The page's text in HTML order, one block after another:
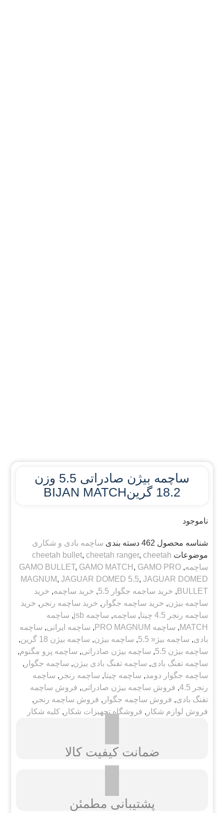
ساچمه بیژن صادراتی 5.5 وزن
18.2 گرینBIJAN MATCH
ناموجود
شناسه محصول 462 دسته بندی ساچمه بادی و شکاری
موضوعات
cheetah bullet, cheetah ranger, cheetah
ساچمه,
GAMO BULLET, GAMO MATCH , GAMO PRO
MAGNUM, JAGUAR DOMED 5.5, JAGUAR DOMED
BULLET
, خرید ساجمه جگوار 5.5 , خرید ساچمه, خرید
ساچمه بیژن, خرید ساچمه جگوار , خرید ساچمه رنجر , خرید
ساچمه رنجر 4.5 چیتا
, ساچمه, ساچمه jsb , ساچمه
MATCH
, ساچمه PRO MAGNUM , ساچمه ایرانی, ساچمه
بادی, ساچمه بیژ« 5.5 , ساچمه بیژن, ساچمه بیژن 18 گرین
,
ساچمه بیژن 5.5
, ساچمه بیژن صادراتی, ساچمه پرو مگنوم,
ساچمه تفنگ بادی, ساچمه تفنگ بادی بیژن, ساچمه جگوار ,
ساچمه جگوار دومد, ساچمه چیتا, ساچمه رنجر , ساچمه
رنجر 4.5
, فروش ساچمه بیژن صادراتی, فروش ساچمه
تفنگ بادی, فروش ساچمه جگوار , فروش ساچمه رنجر ,
فروش لوازم شکار , فروشگاه تجهیزات شکار ,کلبه شکار
ضمانت کیفیت کالا
پشتیبانی مطمئن